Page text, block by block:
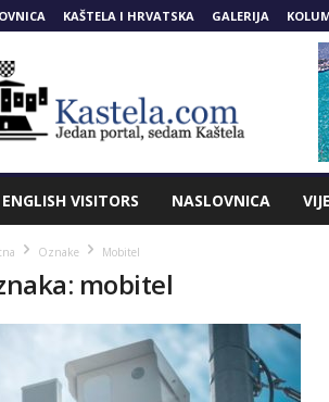
KAŠTELA I HRVATSKA GALERIJA
ENGLISH VISITORS NASLOVNICA
Oznake Mobitel
mobitel